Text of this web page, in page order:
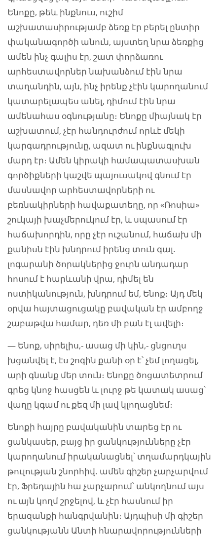
Ենոքը, թեև ինքնուս, ուշիմ
աշխատասիրությամբ ձեռք էր բերել ընտիր
փականագործի անուն, այստեղ նրա ձեռքից
ամեն ինչ գալիս էր, շատ փորձառու
արհեստավորներ նախանձում էին նրա
տաղանդին, այն, ինչ իրենք չէին կարողանում
կատարելապես անել, դիմում էին նրա
ամենահաս օգնությանը։ Ենոքը միայնակ էր
աշխատում, չէր հանդուրժում որևէ մեկի
կարգադրությունը, ազատ ու ինքնագլուխ
մարդ էր։ Ամեն կիրակի համապատասխան
գործիքների կաշվե պայուսակով գնում էր
մասնավոր արհեստավորների ու
բեռնակիրների հավաքատեղը, որ «Ռոսիա»
շուկայի խաչմերուկում էր, և սպասում էր
հաճախորդին, որը չէր ուշանում, հաճախ մի
քանիսն էին խնդրում իրենց տուն գալ.
լոգարանի ծորակներից ջուրն անդադար
հոսում է հարևանի վրա, դիմել են
ոստիկանություն, խնդրում եմ, Ենոք։ Այդ մեկ
օրվա հայտացուցակը բավական էր ամբողջ
շաբաթվա համար, դեռ մի բան էլ ավելի։
— Ենոք, սիրելիս,- ասաց մի կին,- ցնցուղս
խցանվել է, էս շոգին քանի օր է՝ չեմ լողացել,
արի գնանք մեր տուն։ Ենոքը ծոցատետրում
գրեց կնոջ հասցեն և լուրջ թե կատակ ասաց՝
վաղը կգամ ու քեզ մի լավ կլողացնեմ։
Ենոքի հայրը բավականին տարեց էր ու
ցանկասեր, բայց իր ցանկությունները չէր
կարողանում իրականացնել՝ տղամարդկային
թուլության շնորհիվ. ամեն գիշեր չարչարվում
էր, Ֆրեդային հա չարչարում՝ անկողնում այս
ու այն կողմ շրջելով, և չէր հասնում իր
երազանքի հանգրվանին։ Այդպիսի մի գիշեր
ցանկությանն Անտի հնարավորությունների